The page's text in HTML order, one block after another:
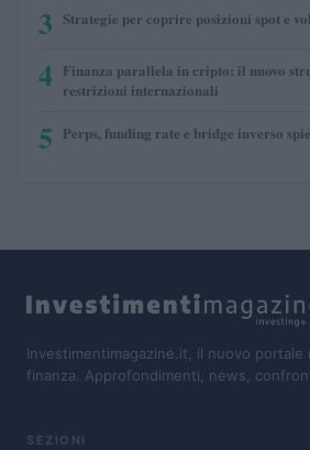
3 Strategie per coprire posizioni spot e
4 Finanza parallela in cripto: il nuovo
restrizioni internazionali
5 Perps, funding rate e bridge inverso
Investimentimagazine.it, il nuovo portale
finanza. Approfondimenti, news,
SEZIONI